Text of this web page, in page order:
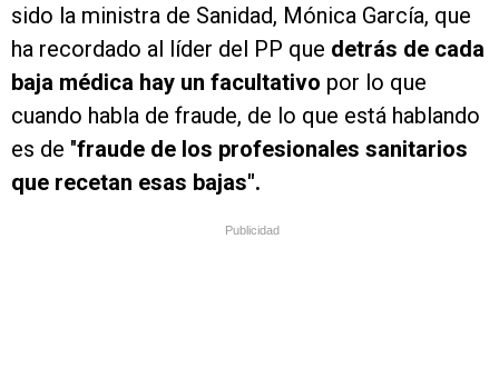
sido la ministra de Sanidad, Mónica García, que
ha recordado al líder del PP que detrás de cada
baja médica hay un facultativo por lo que
cuando habla de fraude, de lo que está hablando
es de "fraude de los profesionales sanitarios
que recetan esas bajas".
Publicidad